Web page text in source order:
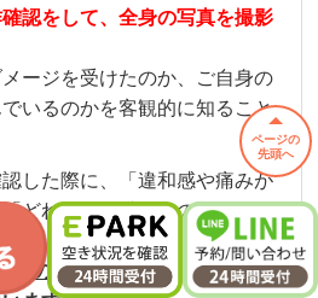
認をして、全身の写真を撮影
ージを受けたのか、ご自身の
いるのかを客観的に知ること
した際に、「違和感や痛みが
どれくらい減ったのか」など
さい。
状の変化をご自身の身体で実感
ページの
先頭へ